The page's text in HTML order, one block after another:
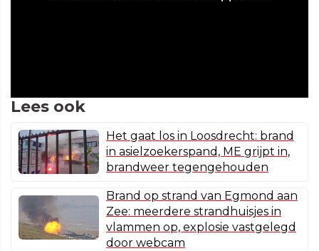
Lees ook
Het gaat los in Loosdrecht: brand
in asielzoekerspand, ME grijpt in,
brandweer tegengehouden
Brand op strand van Egmond aan
Zee: meerdere strandhuisjes in
vlammen op, explosie vastgelegd
door webcam